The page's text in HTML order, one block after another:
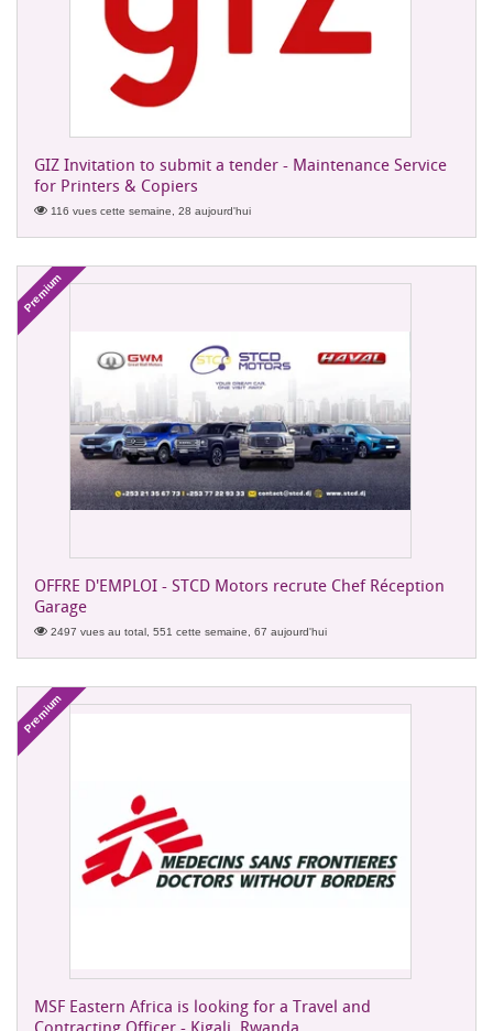
GIZ Invitation to submit a tender - Maintenance Service
for Printers & Copiers
116 vues cette semaine, 28 aujourd'hui
Premium
OFFRE D'EMPLOI - STCD Motors recrute Chef Réception
Garage
2497 vues au total, 551 cette semaine, 67 aujourd'hui
Premium
MSF Eastern Africa is looking for a Travel and
Contracting Officer - Kigali, Rwanda